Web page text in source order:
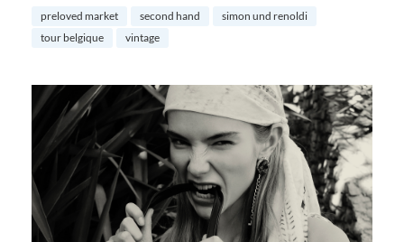
preloved market second hand
simon und renoldi
tour belgique
vintage